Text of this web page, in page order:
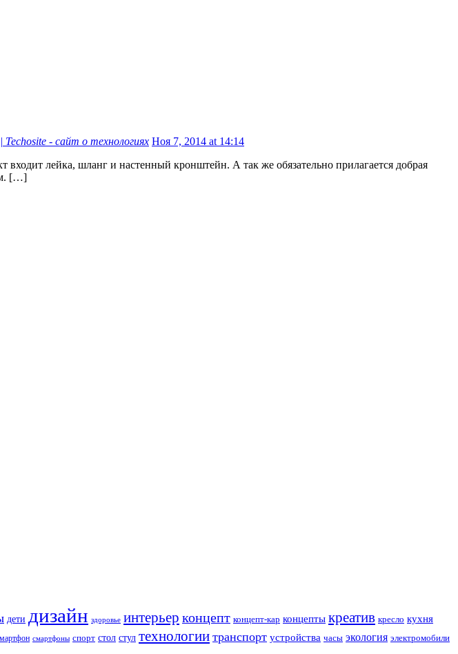
- сайт о технологиях Ноя 7, 2014 at 14:14
лейка, шланг и настенный кронштейн. А так же обязательно прилагается добрая
[…]
дети дизайн здоровье интерьер концепт концепт-кар концепты креатив кресло кухня
смартфоны спорт стол стул технологии транспорт устройства часы экология электромобили